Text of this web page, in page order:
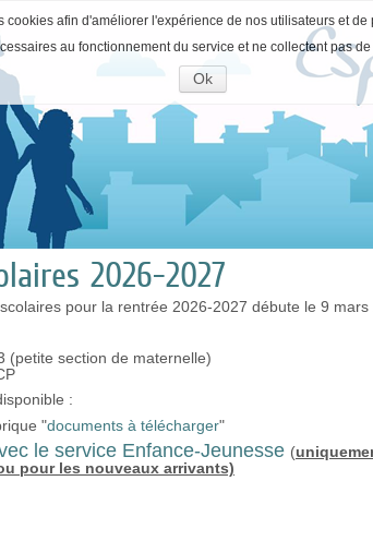
cookies afin d'améliorer l'expérience de nos utilisateurs et
au fonctionnement du service et ne collectent pas
Ok
Accepter
cookies
2026-2027
pour la rentrée 2026-2027 débute le 9 mars
(petite section de maternelle)
:
"documents à télécharger"
le service Enfance-Jeunesse (
pour les nouveaux arrivants)